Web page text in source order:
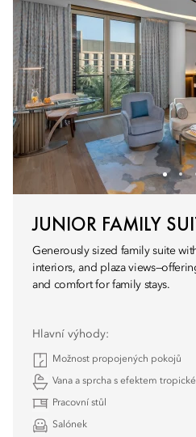
JUNIOR FAMILY
Generously sized family suite
interiors, and plaza
and comfort for family stays.
Hlavní výhody:
Možnost propojených pokojů
Vana a sprcha s efektem
Pracovní stůl
Salónek